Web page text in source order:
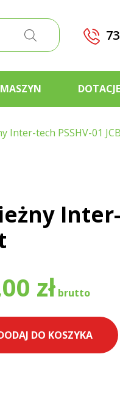
DOTACJE
Inter-tech PSSHV-01
zł
DO KOSZYKA